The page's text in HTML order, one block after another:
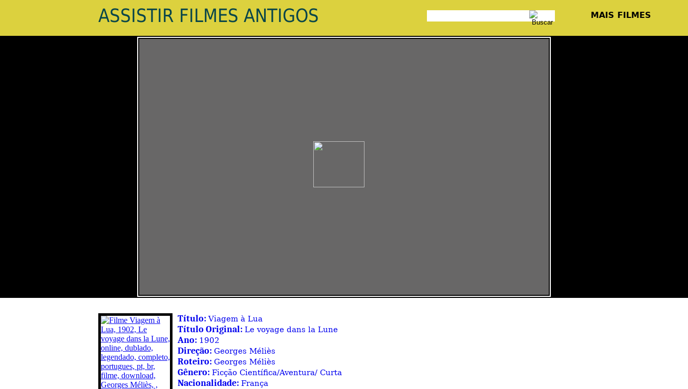
ASSISTIR FILMES ANTIGOS MAIS FILMES
Título:Viagem à Lua
Título Original: Le voyage dans la Lune
Ano: 1902
Direção: Georges Méliès
Roteiro: Georges Méliès
Gênero: Ficção Científica/Aventura/ Curta
Nacionalidade: França